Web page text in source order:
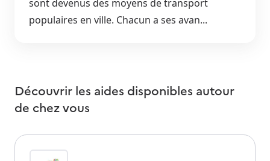
sont devenus des moyens de transport
populaires en ville. Chacun a ses avan...
Découvrir les aides disponibles autour
de chez vous